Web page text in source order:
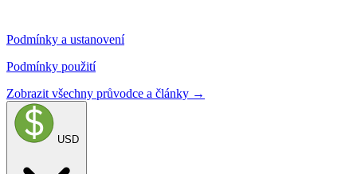
Podmínky a ustanovení
Podmínky použití
Zobrazit všechny průvodce a články →
USD